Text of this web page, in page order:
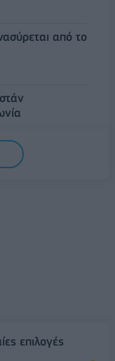
από το
επιλογές